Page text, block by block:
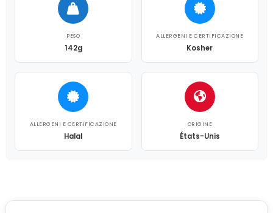
PESO
142g
ALLERGENI E CERTIFICAZIONE
Kosher
ALLERGENI E CERTIFICAZIONE
Halal
ORIGINE
États-Unis